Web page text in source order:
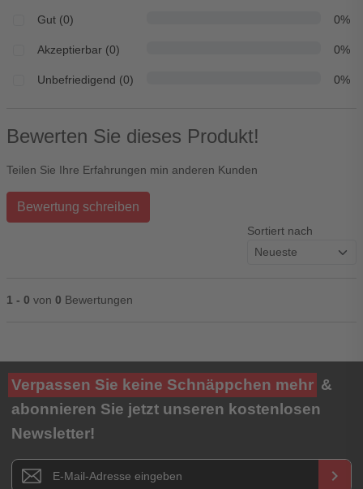
Gut (0) 0%
Akzeptierbar (0) 0%
Unbefriedigend (0) 0%
Bewerten Sie dieses Produkt!
Teilen Sie Ihre Erfahrungen min anderen Kunden
Bewertung schreiben
Sortiert nach
1 - 0 von 0 Bewertungen
Ihre Bewertung**
★★★★★
Titel**
E-Mail-Adresse
Verpassen Sie keine Schnäppchen mehr &
abonnieren Sie jetzt unseren kostenlosen
Newsletter!
Newsletter E-Mail Adresse keyboard_arrow_right